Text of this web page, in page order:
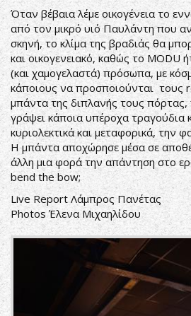
Όταν βέβαια λέμε οικογένεια το
από τον μικρό υιό Παυλάντη που
σκηνή, το κλίμα της βραδιάς θα
και οικογενειακό, καθώς το MODU
(και χαμογελαστά) πρόσωπα, με
κάποιους να προσποιούνται τους
μπάντα της διπλανής τους πόρτας,
γράψει κάποια υπέροχα τραγούδια
κυριολεκτικά και μεταφορικά, την
Η μπάντα αποχώρησε μέσα σε
άλλη μια φορά την απάντηση στο
bend the bow;
Live Report Λάμπρος Πανέτας
Photos Έλενα Μιχαηλίδου